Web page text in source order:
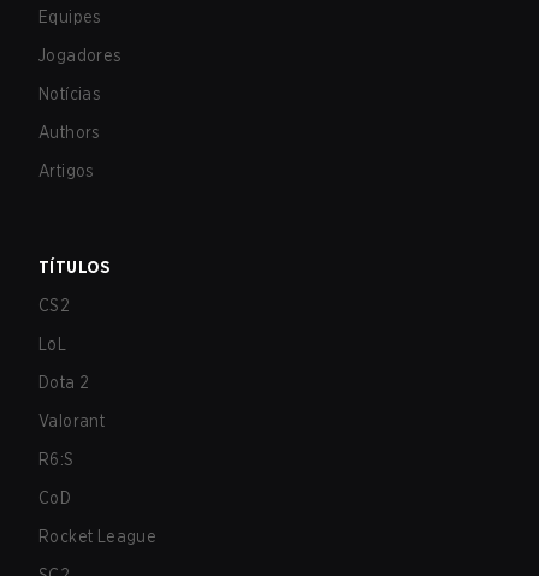
Equipes
Jogadores
Notícias
Authors
Artigos
TÍTULOS
CS2
LoL
Dota 2
Valorant
R6:S
CoD
Rocket League